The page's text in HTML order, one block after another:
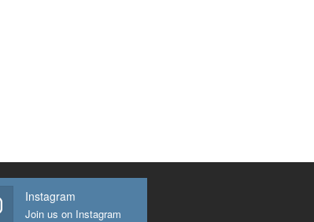
Instagram
Join us on Instagram